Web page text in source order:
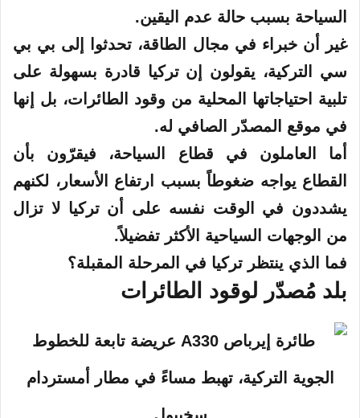
السياحة بسبب حالة عدم اليقين.
غير أن خبراء في مجال
الطاقة، تحدثوا إلى بي بي
سي التركية، يقولون إنتركيا قادرة بسهولة على
تلبية احتياجاتها المحلية من وقود الطائرات، بل إنها
في موقع المصدّر الصافي له.
أما العاملون في قطاع السياحة، فيقرّون بأن
القطاع يواجه ضغوطاً بسبب ارتفاع الأسعار، لكنهم
يشددون في الوقت نفسه على أن تركيا لا تزال
من الوجهات السياحية الأكثر تفضيلاً.
فما الذي ينتظر تركيا في المرحلة المقبلة؟
بلد مُصدّر لوقود الطائرات